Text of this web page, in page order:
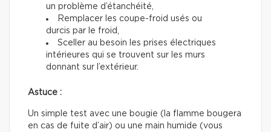
un problème d’étanchéité,
Remplacer les coupe-froid usés ou
durcis par le froid,
Sceller au besoin les prises électriques
intérieures qui se trouvent sur les murs
donnant sur l’extérieur.
Astuce :
Un simple test avec une bougie (la flamme bougera
en cas de fuite d’air) ou une main humide (vous